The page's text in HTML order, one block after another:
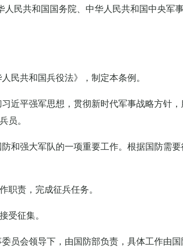
民共和国国务院、中华人民共和国中央军
民共和国兵役法》，制定本条例。
近平强军思想，贯彻新时代军事战略方针
员。
和强大军队的一项重要工作。根据国防需
职责，完成征兵任务。
受征集。
员会领导下，由国防部负责，具体工作由